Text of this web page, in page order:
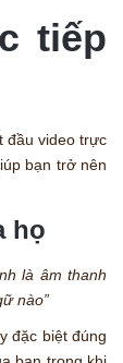
tiếp
đầu video trực
bạn trở nên
họ
là âm thanh
nào”
đặc biệt đúng